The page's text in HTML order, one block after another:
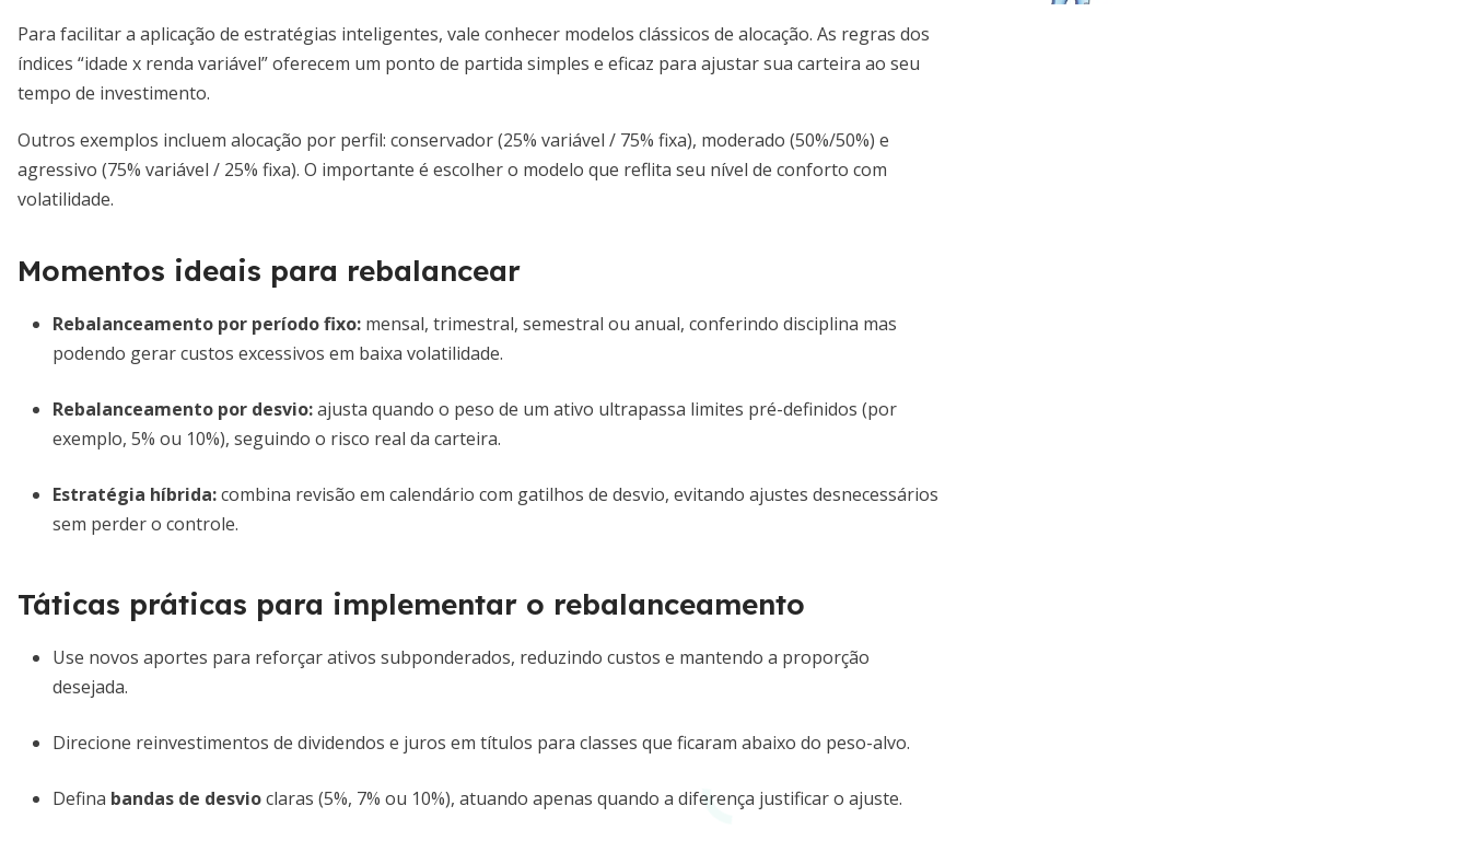
Para facilitar a aplicação de estratégias inteligentes, vale conhecer modelos clássicos de alocação. As regras dos
índices “idade x renda variável” oferecem um ponto de partida simples e eficaz para ajustar sua carteira ao seu
tempo de investimento.
Outros exemplos incluem alocação por perfil: conservador (25% variável / 75% fixa), moderado (50%/50%) e
agressivo (75% variável / 25% fixa). O importante é escolher o modelo que reflita seu nível de conforto com
volatilidade.
Momentos ideais para rebalancear
Rebalanceamento por período fixo: mensal, trimestral, semestral ou anual, conferindo disciplina mas
podendo gerar custos excessivos em baixa volatilidade.
Rebalanceamento por desvio:ajusta quando o peso de um ativo ultrapassa limites pré-definidos (por
exemplo, 5% ou 10%), seguindo o risco real da carteira.
Estratégia híbrida:combina revisão em calendário com gatilhos de desvio, evitando ajustes desnecessários
sem perder o controle.
Táticas práticas para implementar o rebalanceamento
Use novos aportes para reforçar ativos subponderados, reduzindo custos e mantendo a proporção
desejada.
Direcione reinvestimentos de dividendos e juros em títulos para classes que ficaram abaixo do peso-alvo.
Defina bandas de desvioclaras (5%, 7% ou 10%), atuando apenas quando a diferença justificar o ajuste.